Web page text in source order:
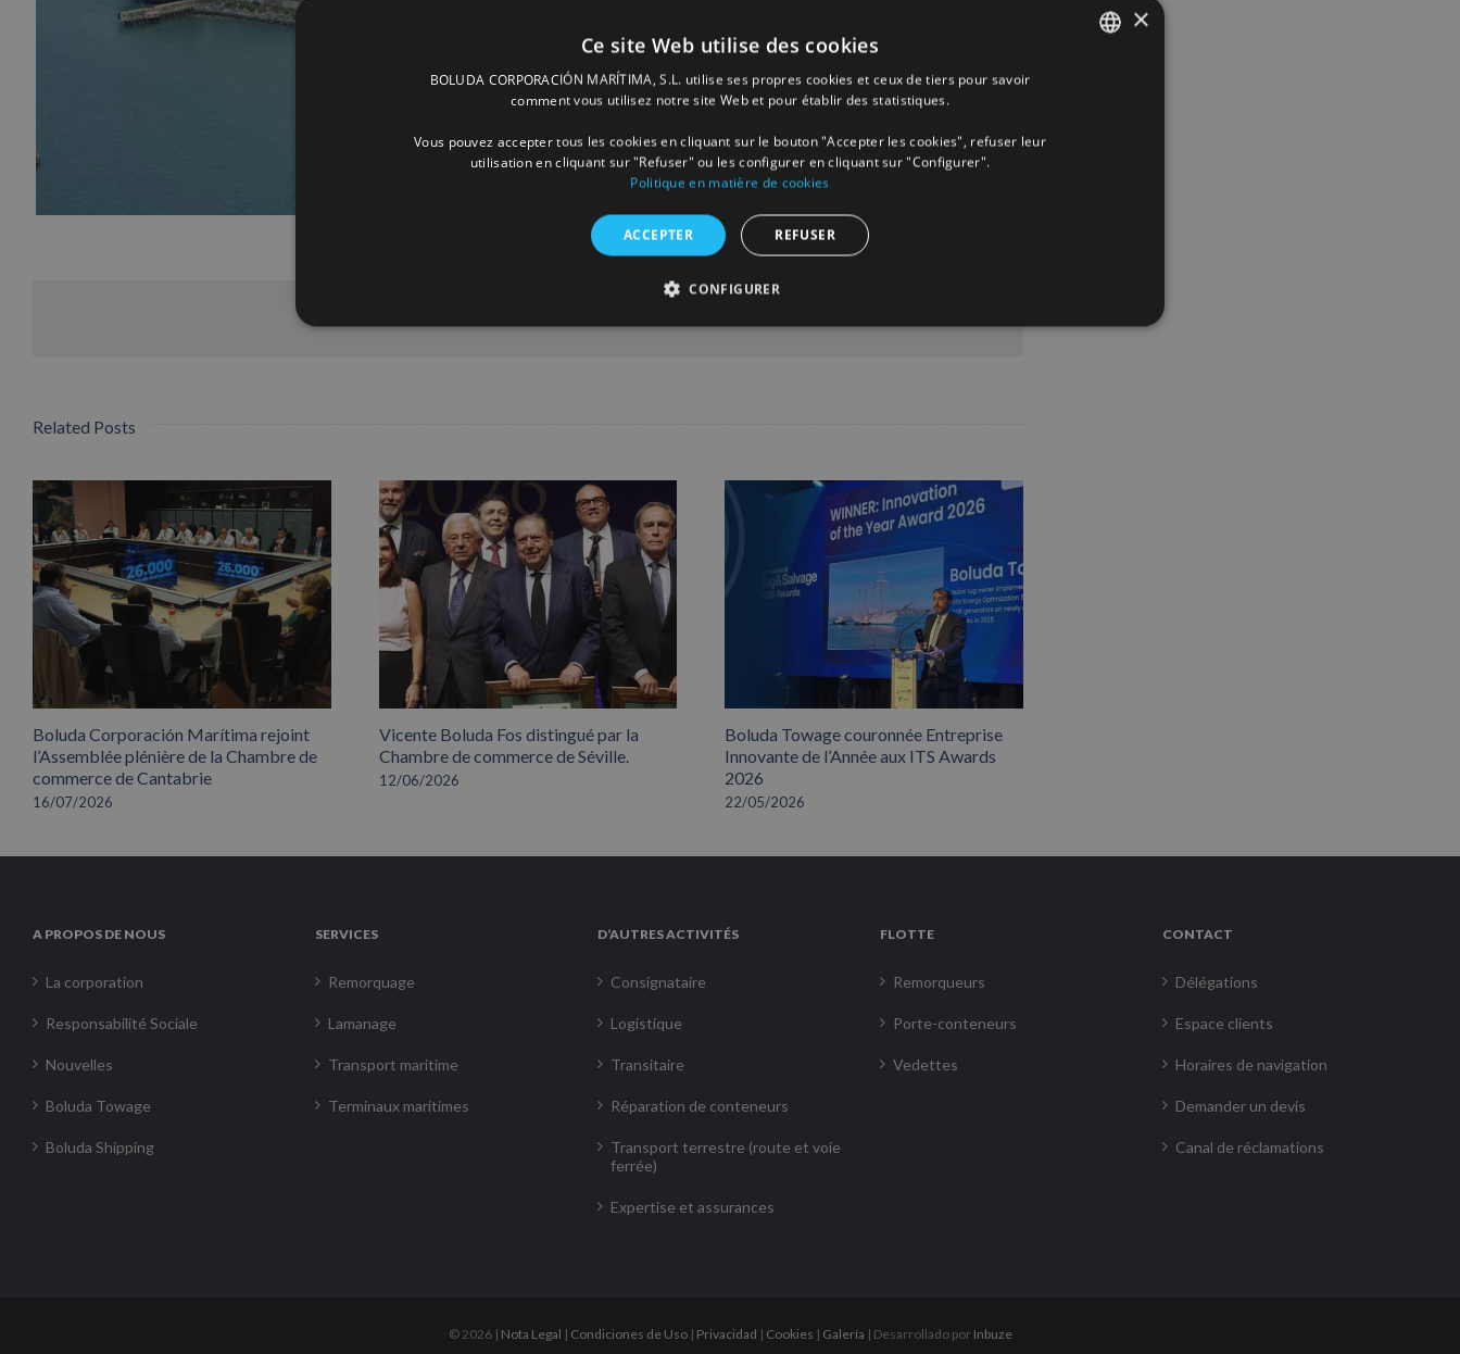
Related Posts
Boluda Corporación Marítima rejoint
l’Assemblée plénière de la Chambre de
commerce de Cantabrie
16/07/2026
Vicente Boluda Fos distingué par la
Chambre de commerce de Séville.
12/06/2026
Boluda Towage couronnée Entreprise
Innovante de l’Année aux ITS Awards
2026
22/05/2026
A PROPOS DE NOUS
La corporation
Responsabilité Sociale
Nouvelles
Boluda Towage
Boluda Shipping
SERVICES
Remorquage
Lamanage
Transport maritime
Terminaux maritimes
D’AUTRES ACTIVITÉS
Consignataire
Logistique
Transitaire
Réparation de conteneurs
Transport terrestre (route et voie
ferrée)
Expertise et assurances
FLOTTE
Remorqueurs
Porte-conteneurs
Vedettes
CONTACT
Délégations
Espace clients
Horaires de navigation
Demander un devis
Canal de réclamations
©2026 | Nota Legal | Condiciones de Uso| Privacidad | Cookies | Galería | Desarrollado por Inbuze
×
Ce site Web utilise des cookies
BOLUDA CORPORACIÓN MARÍTIMA, S.L. utilise ses propres cookies et ceux de tiers pour savoir
comment vous utilisez notre site Web et pour établir des statistiques.
Vous pouvez accepter tous les cookies en cliquant sur le bouton "Accepter les cookies", refuser leur
utilisation en cliquant sur "Refuser" ou les configurer en cliquant sur "Configurer".
Politique en matière de cookies
ACCEPTER REFUSER
CONFIGURER